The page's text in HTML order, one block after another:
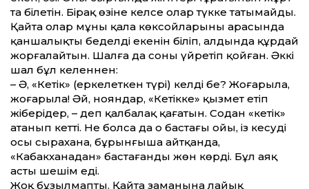
та білетін. Бірақ өзіне келсе олар түкке татымайды.
Қайта олар мұның қала көксойларының арасында
қаншалықты беделді екенін біліп, алдында құрдай
жорғалайтын. Шалға да соны үйретіп қойған. Әккі
шал бұл келеннен:
– Ә, «Кетік» (еркелеткен түрі) келдің бе? Жоғарыла,
жоғарыла! Әй, нояндар, «Кетікке» қызмет етіп
жіберіңдер, – деп қалбалақ қағатын. Содан «кетік»
атанып кетті. Не болса да о бастағы ойы, із кесуді
осы сырахана, бұрынғыша айт­қанда,
«Кабакханадан» бастағанды жөн көрді. Бұл аяқ
асты шешім еді.
Жоқ бұзылмапты. Қайта заманына лайық